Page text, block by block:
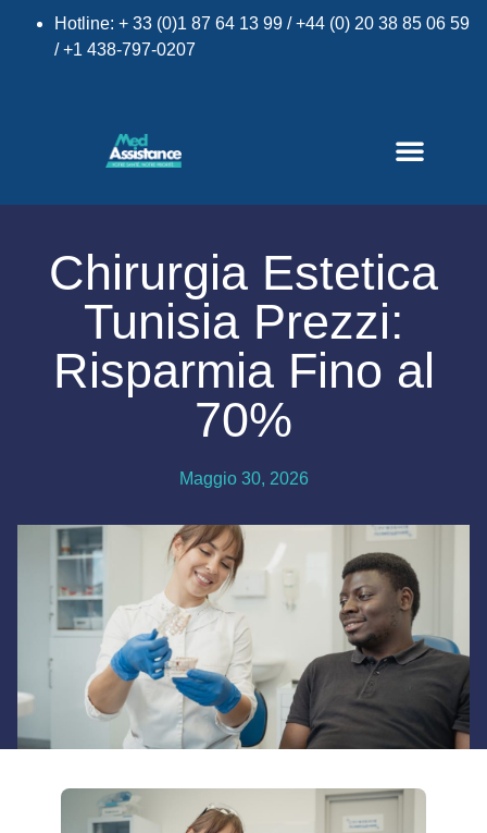
Hotline: + 33 (0)1 87 64 13 99 / +44 (0) 20 38 85 06 59
/ +1 438-797-0207
Chirurgia Estetica
Tunisia Prezzi:
Risparmia Fino al
70%
Maggio 30, 2026